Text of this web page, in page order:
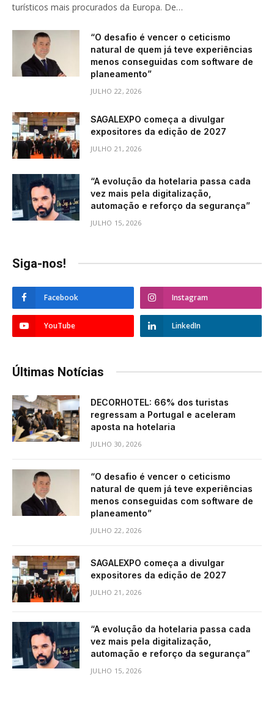
turísticos mais procurados da Europa. De…
“O desafio é vencer o ceticismo
natural de quem já teve experiências
menos conseguidas com software de
planeamento”
JULHO 22, 2026
SAGALEXPO começa a divulgar
expositores da edição de 2027
JULHO 21, 2026
“A evolução da hotelaria passa cada
vez mais pela digitalização,
automação e reforço da segurança”
JULHO 15, 2026
Siga-nos!
Facebook Instagram
YouTube LinkedIn
Últimas Notícias
DECORHOTEL: 66% dos turistas
regressam a Portugal e aceleram
aposta na hotelaria
JULHO 30, 2026
“O desafio é vencer o ceticismo
natural de quem já teve experiências
menos conseguidas com software de
planeamento”
JULHO 22, 2026
SAGALEXPO começa a divulgar
expositores da edição de 2027
JULHO 21, 2026
“A evolução da hotelaria passa cada
vez mais pela digitalização,
automação e reforço da segurança”
JULHO 15, 2026